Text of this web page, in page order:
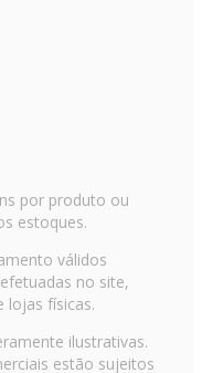
por produto ou
estoques.
válidos
no site,
lojas físicas.
ilustrativas.
estão sujeitos